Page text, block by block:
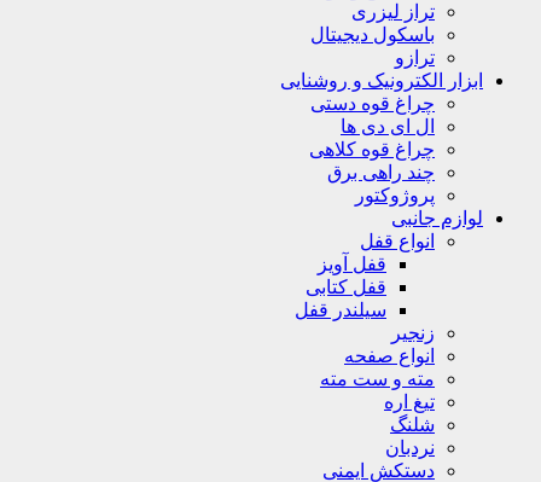
تراز لیزری
باسکول دیجیتال
ترازو
ابزار الکترونیک و روشنایی
چراغ قوه دستی
ال ای دی ها
چراغ قوه کلاهی
چند راهی برق
پروژوکتور
لوازم جانبی
انواع قفل
قفل آویز
قفل کتابی
سیلندر قفل
زنجیر
انواع صفحه
مته و ست مته
تیغ اره
شلنگ
نردبان
دستکش ایمنی